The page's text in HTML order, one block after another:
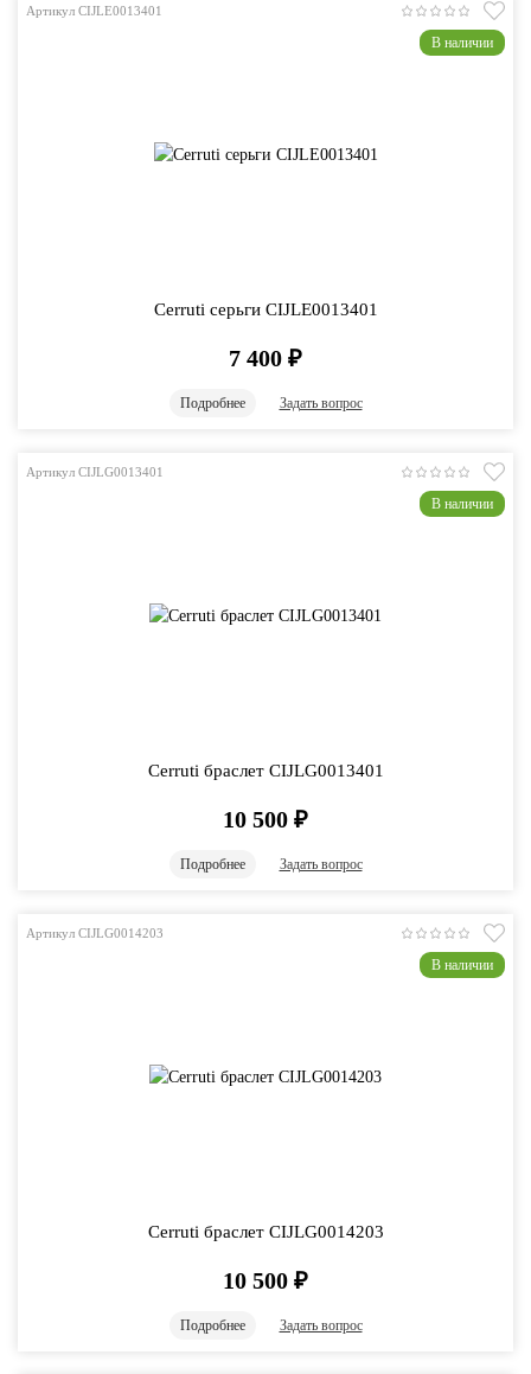
Артикул CIJLE0013401
В наличии
Cerruti серьги CIJLE0013401
7 400 ₽
Подробнее Задать вопрос
Артикул CIJLG0013401
В наличии
Cerruti браслет CIJLG0013401
10 500 ₽
Подробнее Задать вопрос
Артикул CIJLG0014203
В наличии
Cerruti браслет CIJLG0014203
10 500 ₽
Подробнее Задать вопрос